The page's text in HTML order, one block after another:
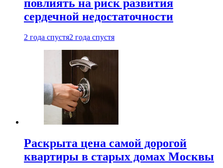
повлиять на риск развития
сердечной недостаточности
2 года спустя2 года спустя
Раскрыта цена самой дорогой
квартиры в старых домах Москвы